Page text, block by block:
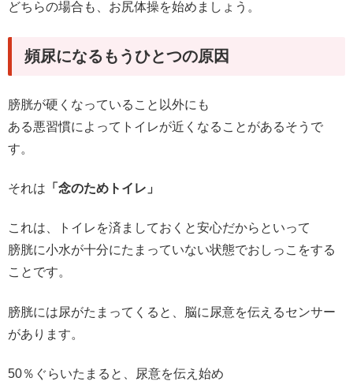
どちらの場合も、お尻体操を始めましょう。
頻尿になるもうひとつの原因
膀胱が硬くなっていること以外にも
ある悪習慣によってトイレが近くなることがあるそうで
す。
それは 「念のためトイレ」
これは、トイレを済ましておくと安心だからといって
膀胱に小水が十分にたまっていない状態でおしっこをする
ことです。
膀胱には尿がたまってくると、脳に尿意を伝えるセンサー
があります。
50％ぐらいたまると、尿意を伝え始め